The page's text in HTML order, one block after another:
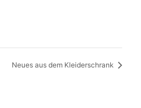
Neues aus dem Kleiderschrank